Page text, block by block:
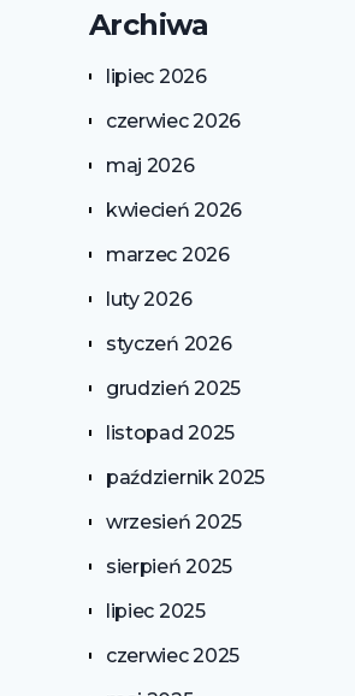
Archiwa
lipiec 2026
czerwiec 2026
maj 2026
kwiecień 2026
marzec 2026
luty 2026
styczeń 2026
grudzień 2025
listopad 2025
październik 2025
wrzesień 2025
sierpień 2025
lipiec 2025
czerwiec 2025